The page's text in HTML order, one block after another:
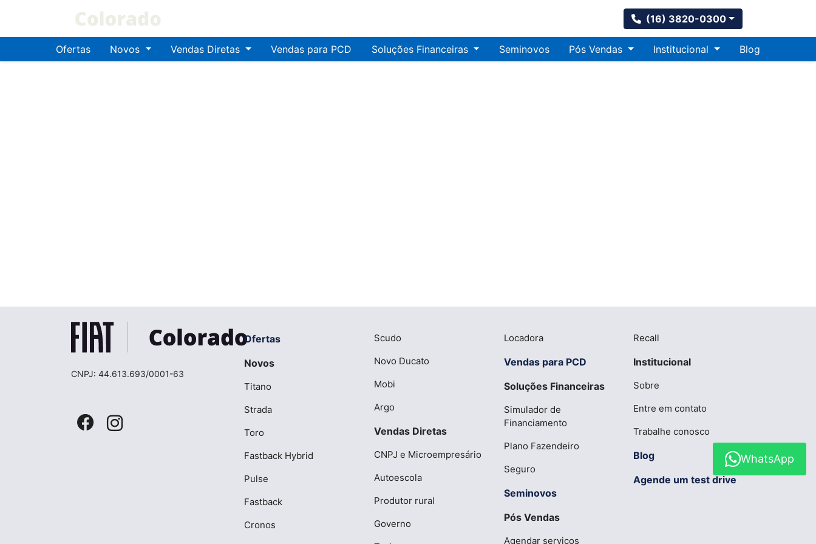
(16) 3820-0300
Ofertas Novos Vendas Diretas Vendas para PCD Soluções Financeiras Seminovos Pós Vendas Institucional Blog
CNPJ: 44.613.693/0001-63
Ofertas
Novos
Titano
Strada
Toro
Fastback Hybrid
Pulse
Fastback
Cronos
Scudo
Novo Ducato
Mobi
Argo
Vendas Diretas
CNPJ e Microempresário
Autoescola
Produtor rural
Governo
Locadora
Vendas para PCD
Soluções Financeiras
Simulador de
Financiamento
Plano Fazendeiro
Seguro
Seminovos
Pós Vendas
Agendar serviços
Recall
Institucional
Sobre
Entre em contato
Trabalhe conosco
Blog
Agende um test drive
WhatsApp